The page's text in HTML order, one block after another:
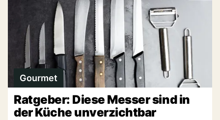
Gourmet
Ratgeber: Diese Messer sind in
der Küche unverzichtbar